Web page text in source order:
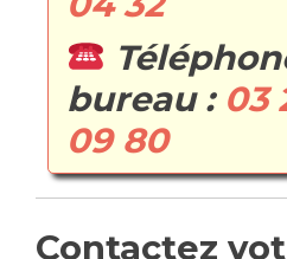
bureau : 03
09 80
Contactez